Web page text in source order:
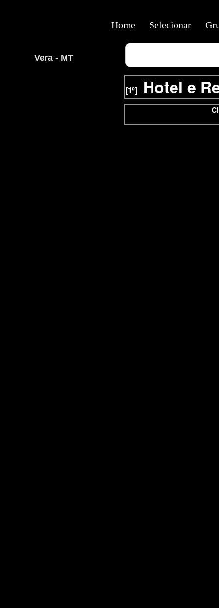
Vera - MT
[1º] Hotel e
Home Selecionar